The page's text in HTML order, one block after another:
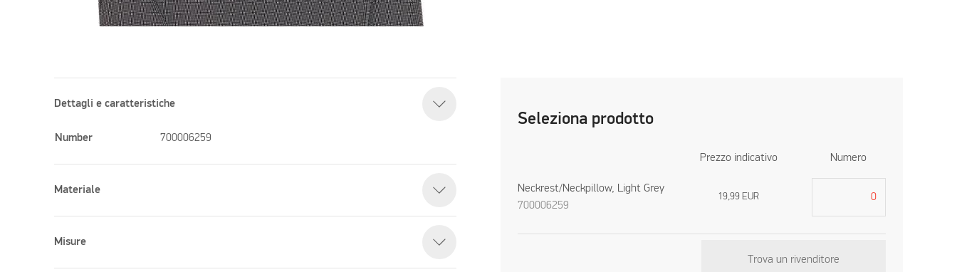
Seleziona prodotto
Prezzo indicativo Numero
Neckrest/Neckpillow, Light Grey
700006259
19,99 EUR
Trova un rivenditore
Dettagli e caratteristiche
Number 700006259
Materiale
Misure